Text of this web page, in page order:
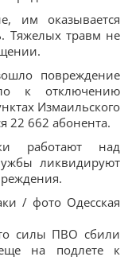
им оказывается
Тяжелых травм не
повреждение
к отключению
Измаильского
22 662 абонента.
работают над
ликвидируют
/ фото Одесская
силы ПВО сбили
на подлете к